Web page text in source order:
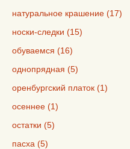
натуральное крашение (17)
носки-следки (15)
обуваемся (16)
однопрядная (5)
оренбургский платок (1)
осеннее (1)
остатки (5)
пасха (5)